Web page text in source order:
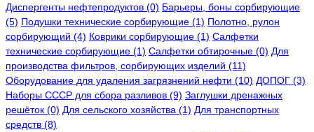
Диспергенты нефтепродуктов (0) Барьеры, боны сорбирующие
(5) Подушки технические сорбирующие (1) Полотно, рулон
сорбирующий (4) Коврики сорбирующие (1) Салфетки
технические сорбирующие (1) Салфетки обтирочные (0) Для
производства фильтров, сорбирующих изделий (11)
Оборудование для удаления загрязнений нефти (10) ДОПОГ (3)
Наборы СССР для сбора разливов (9) Заглушки дренажных
решёток (0) Для сельского хозяйства (1) Для транспортных
средств (8)